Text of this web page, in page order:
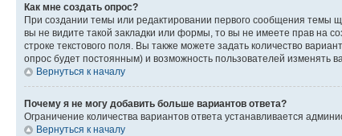
Как мне создать опрос?
При создании темы или редактировании первого сообщения темы
вы не видите такой закладки или формы, то вы не имеете прав на
строке текстового поля. Вы также можете задать количество
опрос будет постоянным) и возможность пользователей изменять
Вернуться к началу
Почему я не могу добавить больше вариантов ответа?
Ограничение количества вариантов ответа устанавливается
Вернуться к началу